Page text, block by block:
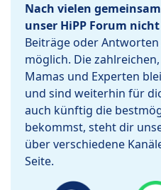
Nach vielen
unser HiPP Forum
Beiträge oder
möglich. Die
Mamas und Experten
und sind weiterhin für
auch künftig die
bekommst, steht dir
über verschiedene
Seite.